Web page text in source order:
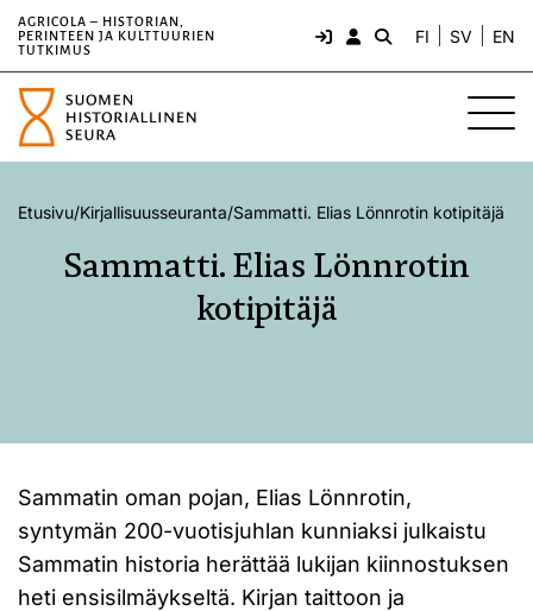
AGRICOLA – HISTORIAN,
PERINTEEN JA KULTTUURIEN
TUTKIMUS
FI SV EN
Etusivu/Kirjallisuusseuranta/Sammatti. Elias Lönnrotin kotipitäjä
Sammatti. Elias Lönnrotin
kotipitäjä
Sammatin oman pojan, Elias Lönnrotin,
syntymän 200-vuotisjuhlan kunniaksi julkaistu
Sammatin historia herättää lukijan kiinnostuksen
heti ensisilmäykseltä. Kirjan taittoon ja